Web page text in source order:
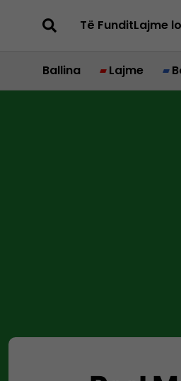
Të FunditLajme
Ballina Lajme